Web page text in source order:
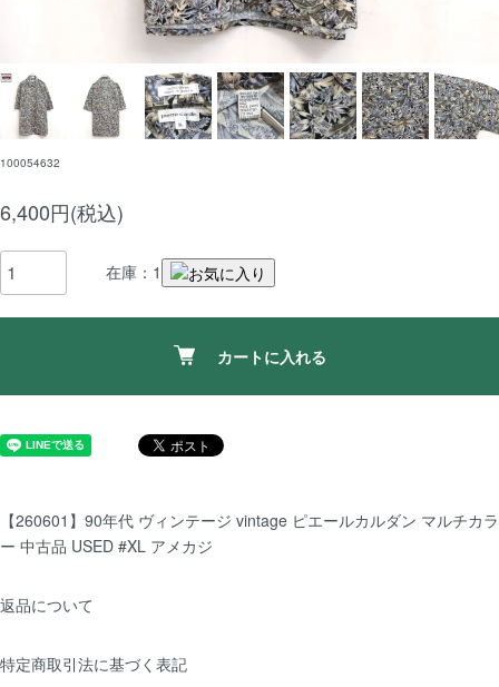
100054632
6,400円(税込)
在庫：1
カートに入れる
【260601】90年代 ヴィンテージ vintage ピエールカルダン マルチカラ
ー 中古品 USED #XL アメカジ
返品について
特定商取引法に基づく表記